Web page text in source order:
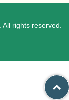
rights reserved.